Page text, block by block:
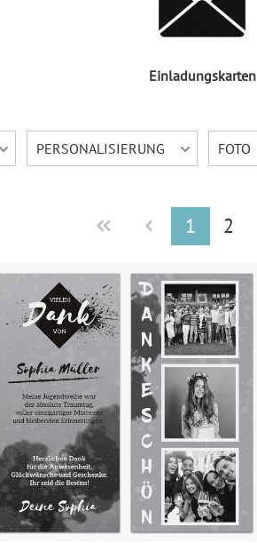
Einladungskarten
PERSONALISIERUNG FOTO
1 2